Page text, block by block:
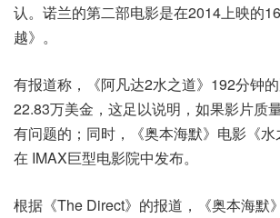
认。诺兰的第二部电影是在2014上映的
越》。
有报道称，《阿凡达2水之道》192分钟
22.83万美金，这足以说明，如果影片质
有问题的；同时，《奥本海默》电影《
在 IMAX巨型电影院中发布。
根据《The Direct》的报道，《奥本海默